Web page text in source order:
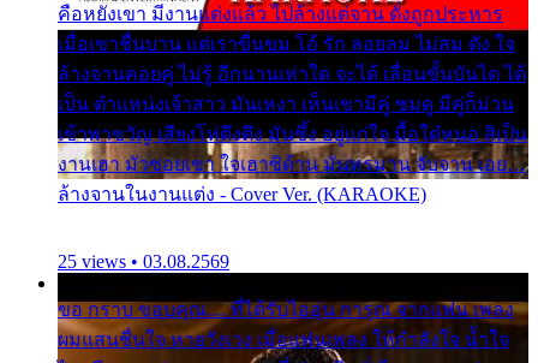
คือหยังเขา มีงานแต่งแล้ว ไปล้างแต่จาน ดั่งถูกประหาร
เมื่อเขาชื่นบาน แต่เราขื่นขม โอ้ รัก ลอยลม ไม่สม ดัง ใจ
ล้างจานคอยคู่ ไม่รู้ อีกนานเท่าใด จะได้ เลื่อนขั้นบันได ได้
เป็น ตำแหน่งเจ้าสาว มันเหงา เห็นเขามีคู่ ซมดู มีคู่ก็ม่วน
เข้าพาขวัญ เสียงโห่ตึงตึง มันซึ้ง อยู่แก่ใจ มื้อใด๋หนอ สิเป็น
งานเฮา มัวซอยเขา ใจเฮาซิด้าน มันทรมาน จับจาน เอย…
ล้างจานในงานแต่ง - Cover Ver. (KARAOKE)
25 views • 03.08.2569
ขอ กราบ ขอบคุณ.... ที่ได้รับไออุ่น การุณ จากแฟน เพลง
ผมแสนชื่นใจ หายวังเวง เมื่อแฟนเพลง ให้กำลังใจ น้ำใจ